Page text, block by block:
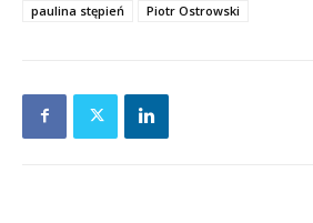
paulina stępień
Piotr Ostrowski